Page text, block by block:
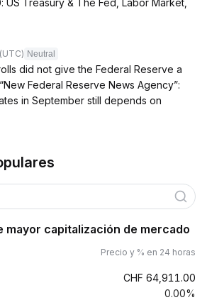
US Treasury & The Fed, Labor Market,
(UTC) Neutral
did not give the Federal Reserve a
Federal Reserve News Agency”:
in September still depends on
mayor capitalización de mercado
Precio y % en 24 horas
CHF 64,911.00
0.00%